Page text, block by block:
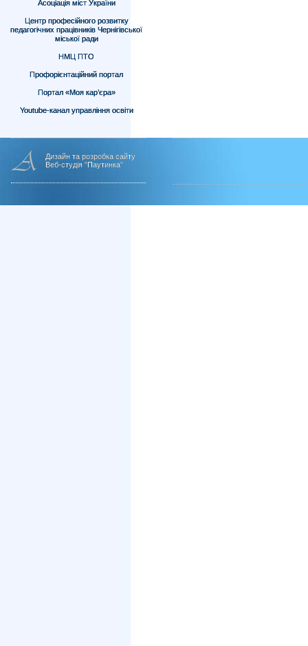
Асоціація міст України
Центр професійного розвитку
педагогічних працівників Чернігівської
міської ради
НМЦ ПТО
Профорієнтаційний портал
Портал «Моя кар’єра»
Youtube-канал управління освіти
Дизайн та розробка сайту
Веб-студія "Паутинка"